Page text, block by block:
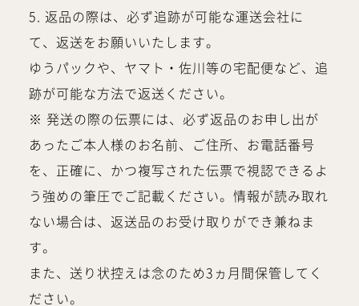
5. 返品の際は、必ず追跡が可能な運送会社に
て、返送をお願いいたします。
ゆうパックや、ヤマト・佐川等の宅配便など、追
跡が可能な方法で返送ください。
※ 発送の際の伝票には、必ず返品のお申し出が
あったご本人様のお名前、ご住所、お電話番号
を、正確に、かつ複写された伝票で視認できるよ
う強めの筆圧でご記載ください。情報が読み取れ
ない場合は、返送品のお受け取りができ兼ねま
す。
また、送り状控えは念のため3ヵ月間保管してく
ださい。